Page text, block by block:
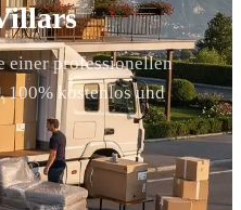
einer professionellen
kostenlos und